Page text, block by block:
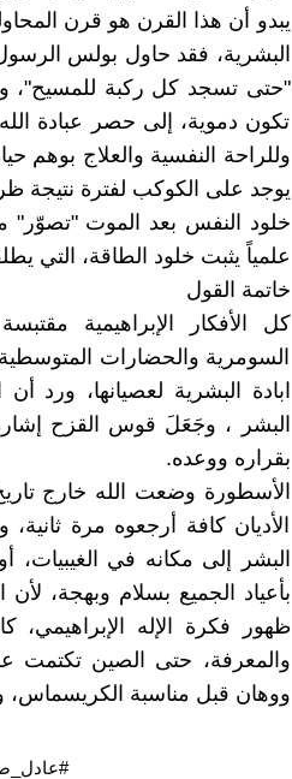
يبدو أن هذا القرن هو قرن
البشرية، فقد حاول بولس الرسول
"حتى تسجد كل ركبة للمسيح"،
تكون دموية، إلى حصر عبادة
وللراحة النفسية والعلاج بوهم
يوجد على الكوكب لفترة
خلود النفس بعد الموت "تصوّر"
علمياً يثبت خلود الطاقة، التي
خاتمة القول
كل الأفكار الإبراهيمية
السومرية والحضارات
ابادة البشرية لعصيانها،
البشر ، وجَعَلَ قوس القزح
بقراره ووعده.
الأسطورة وضعت الله خارج
الأديان كافة أرجعوه مرة
البشر إلى مكانه في
بأعياد الجميع بسلام وبهجة،
ظهور فكرة الإله الإبراهيمي،
والمعرفة، حتى الصين تكتمت
ووهان قبل مناسبة الكريسماس،